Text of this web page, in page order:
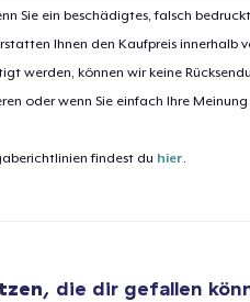
Sie ein beschädigtes, falsch
Ihnen den Kaufpreis innerhalb
werden, können wir keine
oder wenn Sie einfach Ihre
findest du hier
, die dir gefallen